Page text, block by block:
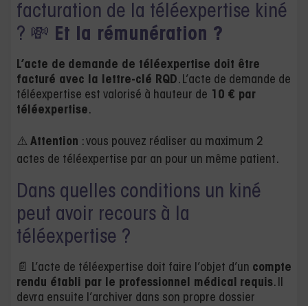
facturation de la téléexpertise kiné
? 💸 Et la rémunération ?
L’acte de demande de téléexpertise doit être
facturé avec la lettre-clé RQD. L’acte de demande de
téléexpertise est valorisé à hauteur de 10 € par
téléexpertise.
⚠️ Attention : vous pouvez réaliser au maximum 2
actes de téléexpertise par an pour un même patient.
Dans quelles conditions un kiné
peut avoir recours à la
téléexpertise ?
📄 L’acte de téléexpertise doit faire l’objet d’un compte
rendu établi par le professionnel médical requis. Il
devra ensuite l’archiver dans son propre dossier